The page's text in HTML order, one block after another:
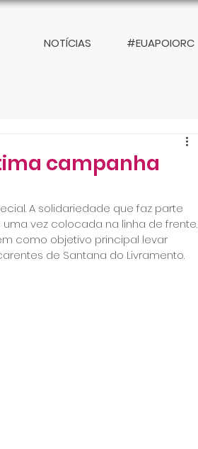
NOTÍCIAS #EUAPOIORC
campanha
A solidariedade que faz parte
vez colocada na linha de frente.
como objetivo principal levar
de Santana do Livramento.